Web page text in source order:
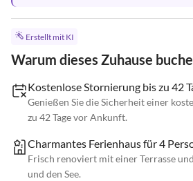
Erstellt mit KI
Warum dieses Zuhause
Kostenlose Stornierung bis zu 42
Genießen Sie die Sicherheit einer
zu 42 Tage vor Ankunft.
Charmantes Ferienhaus für 4
Frisch renoviert mit einer Terrasse
und den See.